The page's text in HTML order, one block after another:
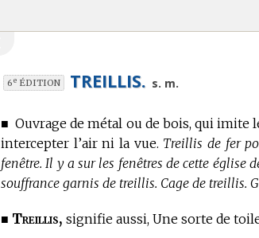
6e ÉDITION TREILLIS. s. m.
■Ouvrage de métal ou de bois, qui imite
intercepter l’air ni la vue. Treillis de fer
fenêtre. Il y a sur les fenêtres de cette église
souffrance garnis de treillis. Cage de treillis.
■ Treillis, signifie aussi, Une sorte de